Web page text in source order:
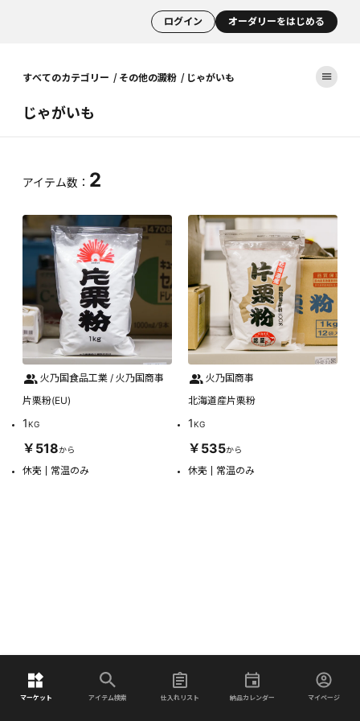
ログイン オーダリーをはじめる
マーケット アイテム検索 仕入れリスト 納品カレンダー マイページ
すべてのカテゴリー その他の澱粉 じゃがいも
じゃがいも
アイテム数： 2
火乃国食品工業 / 火乃国商事
片栗粉(EU)
1KG
￥518から
休売 常温のみ
火乃国商事
北海道産片栗粉
1KG
￥535から
休売 常温のみ